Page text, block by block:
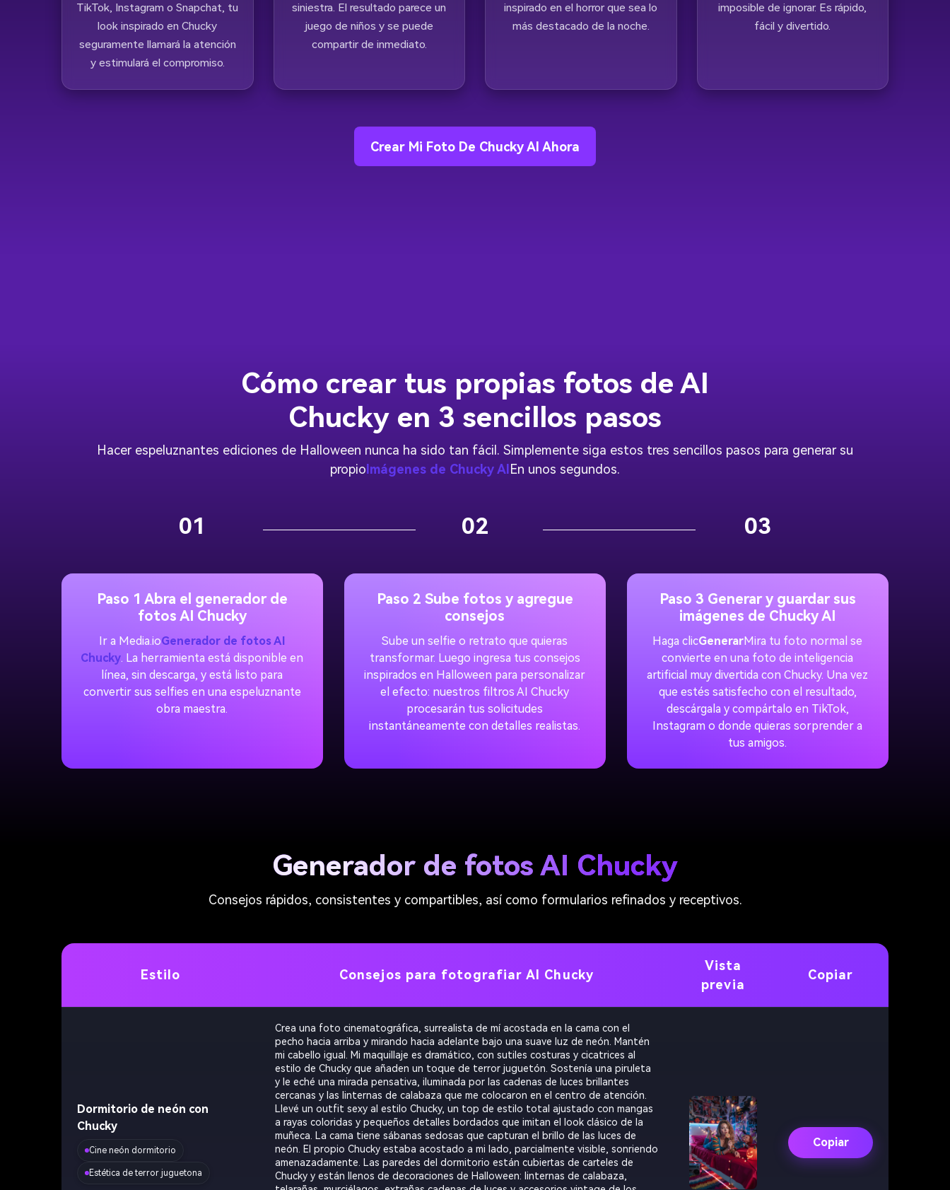
TikTok, Instagram o Snapchat, tu
look inspirado en Chucky
seguramente llamará la atención
y estimulará el compromiso.
siniestra. El resultado parece un
juego de niños y se puede
compartir de inmediato.
inspirado en el horror que sea lo
más destacado de la noche.
imposible de ignorar. Es rápido,
fácil y divertido.
Crear Mi Foto De Chucky AI Ahora
Cómo crear tus propias fotos de AI
Chucky en 3 sencillos pasos
Hacer espeluznantes ediciones de Halloween nunca ha sido tan fácil. Simplemente siga estos tres sencillos pasos para generar su
propio Imágenes de Chucky AI En unos segundos.
01
Paso 1 Abra el generador de
fotos AI Chucky
Ir a Media.ioGenerador de fotos AI
Chucky. La herramienta está disponible en
línea, sin descarga, y está listo para
convertir sus selfies en una espeluznante
obra maestra.
02
Paso 2 Sube fotos y agregue
consejos
Sube un selfie o retrato que quieras
transformar. Luego ingresa tus consejos
inspirados en Halloween para personalizar
el efecto: nuestros filtros AI Chucky
procesarán tus solicitudes
instantáneamente con detalles realistas.
03
Paso 3 Generar y guardar sus
imágenes de Chucky AI
Haga clicGenerarMira tu foto normal se
convierte en una foto de inteligencia
artificial muy divertida con Chucky. Una vez
que estés satisfecho con el resultado,
descárgala y compártalo en TikTok,
Instagram o donde quieras sorprender a
tus amigos.
Generador de fotos AI Chucky
Consejos rápidos, consistentes y compartibles, así como formularios refinados y receptivos.
Estilo Consejos para fotografiar AI Chucky
Vista
previa
Copiar
Dormitorio de neón con
Chucky
Cine neón dormitorio
Estética de terror juguetona
Crea una foto cinematográfica, surrealista de mí acostada en la cama con el
pecho hacia arriba y mirando hacia adelante bajo una suave luz de neón. Mantén
mi cabello igual. Mi maquillaje es dramático, con sutiles costuras y cicatrices al
estilo de Chucky que añaden un toque de terror juguetón. Sostenía una piruleta
y le eché una mirada pensativa, iluminada por las cadenas de luces brillantes
cercanas y las linternas de calabaza que me colocaron en el centro de atención.
Llevé un outfit sexy al estilo Chucky, un top de estilo total ajustado con mangas
a rayas coloridas y pequeños detalles bordados que imitan el look clásico de la
muñeca. La cama tiene sábanas sedosas que capturan el brillo de las luces de
neón. El propio Chucky estaba acostado a mi lado, parcialmente visible, sonriendo
amenazadamente. Las paredes del dormitorio están cubiertas de carteles de
Chucky y están llenos de decoraciones de Halloween: linternas de calabaza,
Copiar